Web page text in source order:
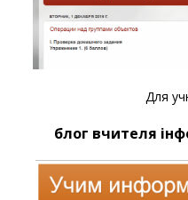
Для
блог вчителя